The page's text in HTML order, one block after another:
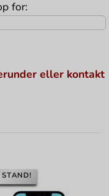
for:
eller kontakt